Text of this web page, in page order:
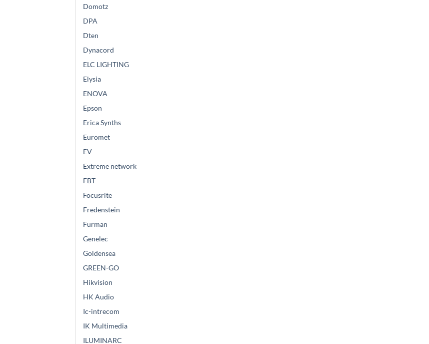
Domotz
DPA
Dten
Dynacord
ELC LIGHTING
Elysia
ENOVA
Epson
Erica Synths
Euromet
EV
Extreme network
FBT
Focusrite
Fredenstein
Furman
Genelec
Goldensea
GREEN-GO
Hikvision
HK Audio
Ic-intrecom
IK Multimedia
ILUMINARC